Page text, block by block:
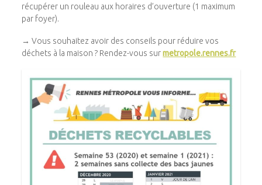
récupérer un rouleau aux horaires d’ouverture (1 maximum
par foyer).
→ Vous souhaitez avoir des conseils pour réduire vos
déchets à la maison ? Rendez-vous surmetropole.rennes.fr